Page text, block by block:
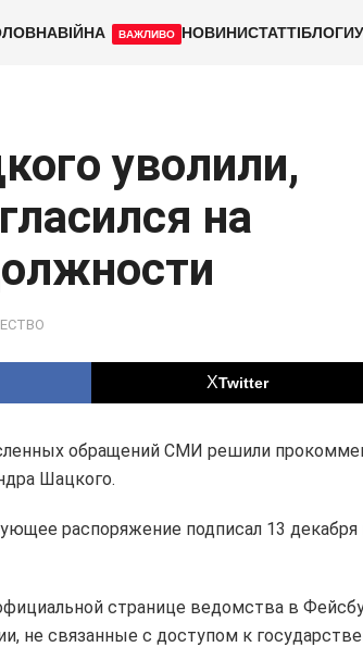
ВІЙНА ВАЖЛИВО НОВИНИСТАТТІБЛОГИ
уволили,
на
Twitter
обращений СМИ решили
Шацкого.
распоряжение подписал 13
странице ведомства в
не связанные с доступом к